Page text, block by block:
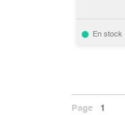
En stock
Page 1